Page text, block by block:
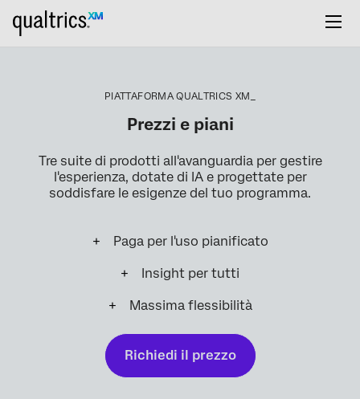
PIATTAFORMA QUALTRICS XM_
Prezzi e piani
Tre suite di prodotti all'avanguardia per gestire
l'esperienza, dotate di IA e progettate per
soddisfare le esigenze del tuo programma.
Paga per l'uso pianificato
Insight per tutti
Massima flessibilità
Richiedi il prezzo